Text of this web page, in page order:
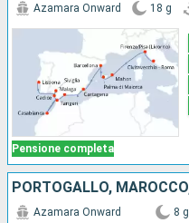
Pensione completa
Azamara Onward 18 g
Azamara Onward 8 g